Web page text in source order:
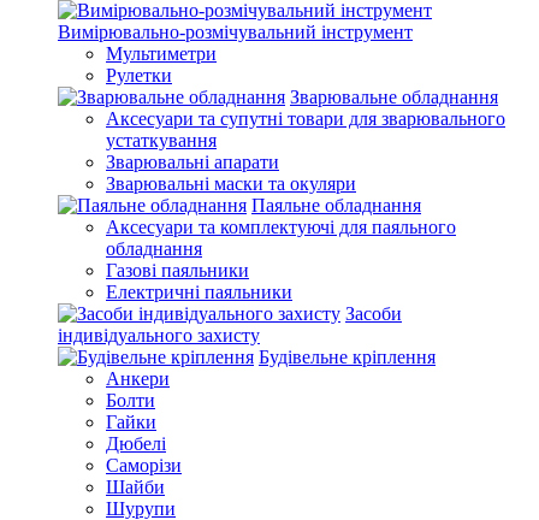
Вимірювально-розмічувальний інструмент
Мультиметри
Рулетки
Зварювальне обладнання
Аксесуари та супутні товари для зварювального
устаткування
Зварювальні апарати
Зварювальні маски та окуляри
Паяльне обладнання
Аксесуари та комплектуючі для паяльного
обладнання
Газові паяльники
Електричні паяльники
Засоби
індивідуального захисту
Будівельне кріплення
Анкери
Болти
Гайки
Дюбелі
Саморізи
Шайби
Шурупи